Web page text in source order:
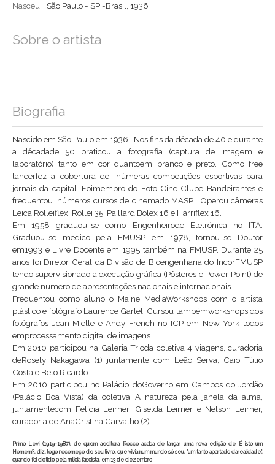
Nasceu:
São Paulo - SP -Brasil, 1936
Sobre o artista
Biografia
Nascido em São Paulo em 1936. Nos fins da década de 40 e durante
a décadade 50 praticou a fotografia (captura de imagem e
laboratório) tanto em cor quantoem branco e preto. Como free
lancerfez a cobertura de inúmeras competições esportivas para
jornais da capital. Foimembro do Foto Cine Clube Bandeirantes e
frequentou inúmeros cursos de cinemado MASP. Operou câmeras
Leica,Rolleiflex, Rollei 35, Paillard Bolex 16 e Harriflex 16.
Em 1958 graduou-se como Engenheirode Eletrônica no ITA.
Graduou-se medico pela FMUSP em 1978, tornou-se Doutor
em1993 e Livre Docente em 1995 também na FMUSP. Durante 25
anos foi Diretor Geral da Divisão de Bioengenharia do IncorFMUSP
tendo supervisionado a execução gráfica (Pôsteres e Power Point) de
grande numero de apresentações nacionais e internacionais.
Frequentou como aluno o Maine MediaWorkshops com o artista
plástico e fotógrafo Laurence Gartel. Cursou tambémworkshops dos
fotógrafos Jean Mielle e Andy French no ICP em New York todos
emprocessamento digital de imagens.
Em 2010 participou na Galeria Trioda coletiva 4 viagens, curadoria
deRosely Nakagawa (1) juntamente com Leão Serva, Caio Túlio
Costa e Beto Ricardo.
Em 2010 participou no Palácio doGoverno em Campos do Jordão
(Palácio Boa Vista) da coletiva A natureza pela janela da alma,
juntamentecom Felícia Leirner, Giselda Leirner e Nelson Leirner,
curadoria de AnaCristina Carvalho (2).
Primo Levi (1919-1987), de quem aeditora Rocco acaba de lançar uma nova edição de É isto um
Homem?, diz, logo nocomeço de seu livro, que vivia num mundo só seu, "um tanto apartado darealidade",
quando foi detido pela milícia fascista, em 13 de dezembro